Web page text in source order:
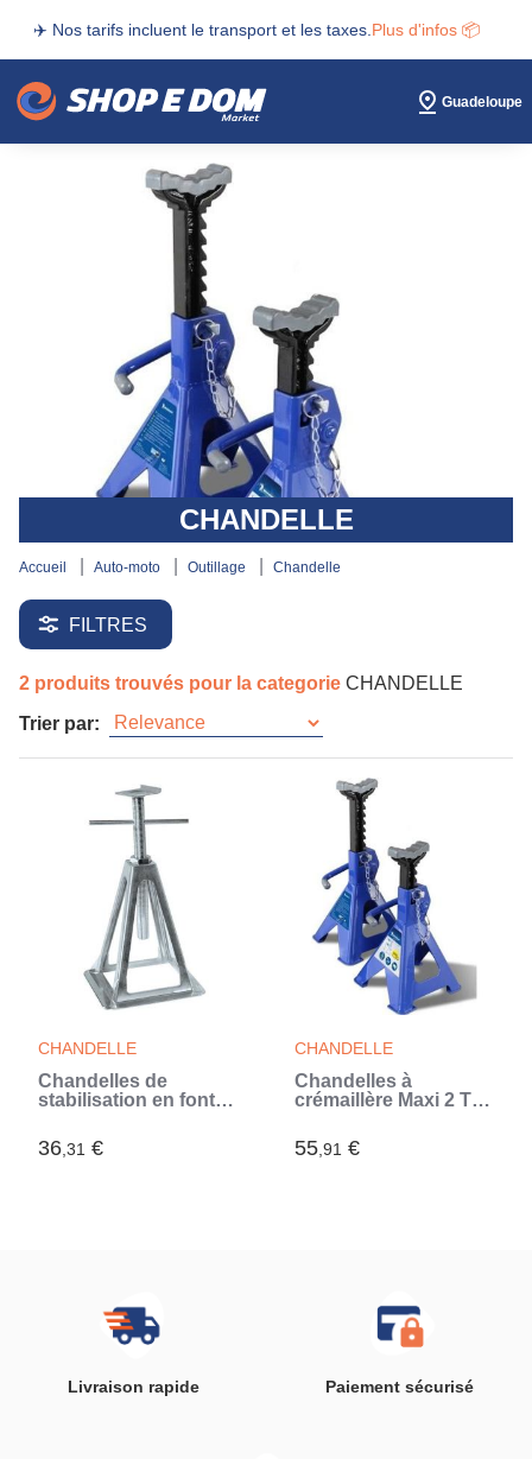
✈️ Nos tarifs incluent le transport et les taxes. Plus d'infos 📦
Guadeloupe
CHANDELLE
accueil auto-moto outillage chandelle
FILTRES
2 produits trouvés pour la categorie CHANDELLE
Trier par:
CHANDELLE
Chandelles de
stabilisation en fonte
36,31 €
CHANDELLE
Chandelles à
crémaillère Maxi 2 T
- MICHELIN - Blocage
facile et rapide avec
55,91 €
Livraison rapide Paiement sécurisé